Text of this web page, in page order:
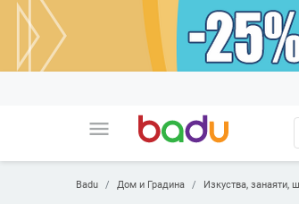
menu
Badu Дом и Градина Изкуства, занаяти,